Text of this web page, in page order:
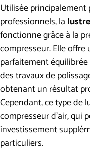
Utilisée principalement
professionnels, la
fonctionne grâce à la
compresseur. Elle offre
parfaitement
des travaux de
obtenant un résultat
Cependant, ce type de
compresseur d’air, qui
investissement
particuliers.